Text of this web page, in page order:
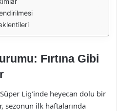
Fırtına Gibi
Lig’inde heyecan dolu bir
sezonun ilk haftalarında